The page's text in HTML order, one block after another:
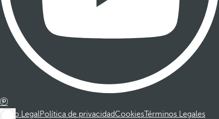
Aviso LegalPolítica de privacidadCookiesTérminos Legales